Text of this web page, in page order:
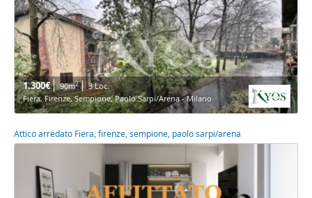
1.300€ 90m2
3 Loc.
Fiera, Firenze, Sempione, Paolo Sarpi/Arena - Milano
Attico arredato Fiera, firenze, sempione, paolo sarpi/arena